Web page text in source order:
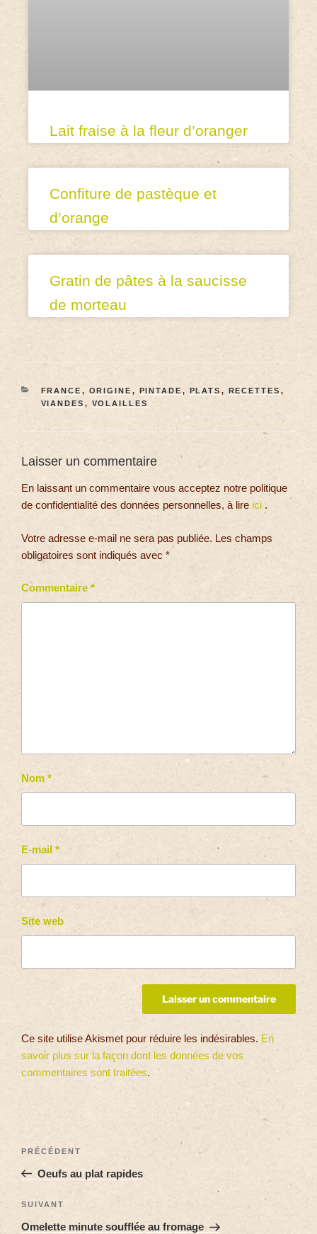
Lait fraise à la fleur d’oranger
Confiture de pastèque et
d’orange
Gratin de pâtes à la saucisse
de morteau
FRANCE , ORIGINE , PINTADE , PLATS , RECETTES ,
VIANDES , VOLAILLES
Laisser un commentaire
En laissant un commentaire vous acceptez notre politique
de confidentialité des données personnelles, à lire ici .
Votre adresse e-mail ne sera pas publiée. Les champs
obligatoires sont indiqués avec *
Commentaire *
Nom *
E-mail *
Site web
Ce site utilise Akismet pour réduire les indésirables. En
savoir plus sur la façon dont les données de vos
commentaires sont traitées.
PRÉCÉDENT
Oeufs au plat rapides
SUIVANT
Omelette minute soufflée au fromage